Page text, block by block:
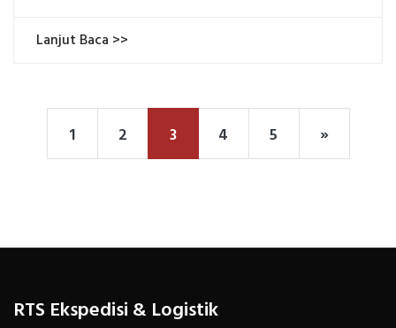
Lanjut Baca >>
1 2 3 4 5 »
RTS Ekspedisi & Logistik